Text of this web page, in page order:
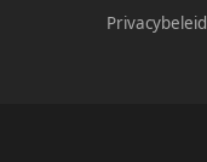
Privacybeleid